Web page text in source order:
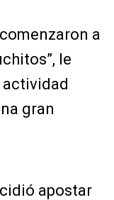
a
le
actividad
gran
apostar